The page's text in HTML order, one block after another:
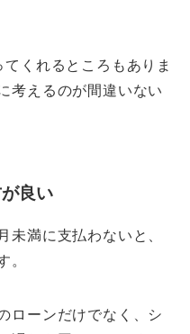
くれるところもありま
考えるのが間違いない
良い
未満に支払わないと、
。
ローンだけでなく、シ